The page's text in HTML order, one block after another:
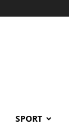
SPORT